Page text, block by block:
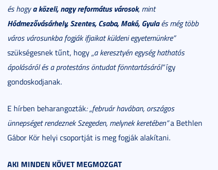
és hogya közeli, nagy református városok, mint
Hódmezővásárhely, Szentes, Csaba, Makó, Gyulaés még több
város városunkba fogják ifjaikat küldeni egyetemünkre”
szükségesnek tűnt, hogy„a keresztyén egység hathatós
ápolásáról és a protestáns öntudat fönntartásáról”így
gondoskodjanak.
E hírben beharangozták: „február havában, országos
ünnepséget rendeznek Szegeden, melynek keretében”a Bethlen
Gábor Kör helyi csoportját is meg fogják alakítani.
AKI MINDEN KÖVET MEGMOZGAT